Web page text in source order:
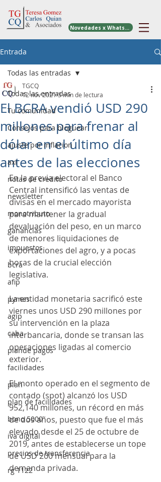
Novedades x WhatsApp
Entrada
Todas las entradas
Tu comunidad
Consejos para bloguear
ajuste por inflacion
axi
notas de credito
newsletter
monotributo
ganancias
impuestos
bcra
afip
pymes
agip
caba
plande pagos
facilidades
plan
plan de facilidades
bono 5000
iva digital
precios de transferencia
rg 1122
Todas las entradas
El BCRA vendió USD 290
millones para frenar al
dólar en el último día
antes de las elecciones
TGCQ
12 nov 20213 min de lectura
En la previa electoral el Banco
Central intensificó las ventas de
divisas en el mercado mayorista
para mantener la gradual
devaluación del peso, en un marco
de menores liquidaciones de
exportaciones del agro, y a pocas
horas de la crucial elección
legislativa.
La entidad monetaria sacrificó este
viernes unos USD 290 millones por
su intervención en la plaza
interbancaria, donde se transan las
operaciones ligadas al comercio
exterior.
El monto operado en el segmento de
contado (spot) alcanzó los USD
952,140 millones, un récord en más
de dos años, puesto que fue el más
elevado desde el 25 de octubre de
2019, antes de establecerse un tope
de USD 200 mensual para la
demanda privada.